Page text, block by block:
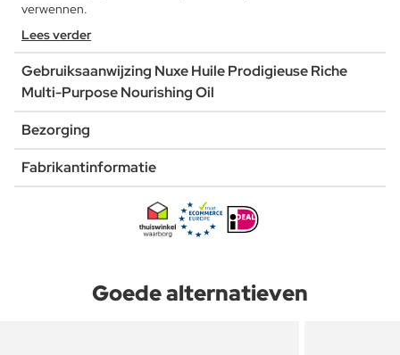
verwennen.
Lees verder
Gebruiksaanwijzing Nuxe Huile Prodigieuse Riche
Multi-Purpose Nourishing Oil
Bezorging
Fabrikantinformatie
Goede alternatieven